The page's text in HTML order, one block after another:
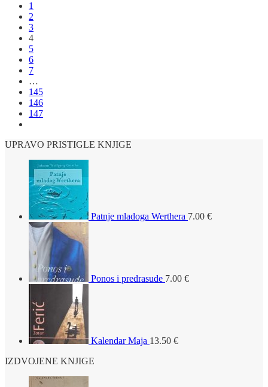
1
2
3
4
5
6
7
…
145
146
147
UPRAVO PRISTIGLE KNJIGE
Patnje mladoga Werthera 7.00 €
Ponos i predrasude 7.00 €
Kalendar Maja 13.50 €
IZDVOJENE KNJIGE